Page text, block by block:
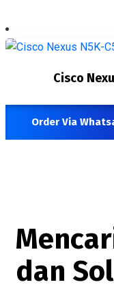
Cisco
Order Via
dan